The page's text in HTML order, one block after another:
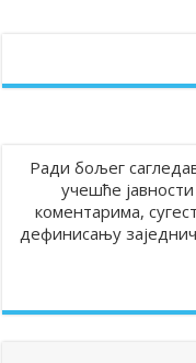
Ради бољег
учешће
коментарима,
дефинисању